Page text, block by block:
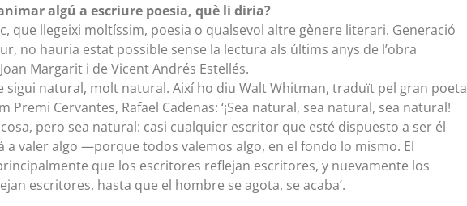
algú a escriure poesia, què li diria?
que llegeixi moltíssim, poesia o qualsevol altre gènere literari. Generació
no hauria estat possible sense la lectura als últims anys de l’obra
Margarit i de Vicent Andrés Estellés.
sigui natural, molt natural. Així ho diu Walt Whitman, traduït pel gran poeta
Premi Cervantes, Rafael Cadenas: ‘¡Sea natural, sea natural, sea natural!
pero sea natural: casi cualquier escritor que esté dispuesto a ser él
a valer algo —porque todos valemos algo, en el fondo lo mismo. El
que los escritores reflejan escritores, y nuevamente los
escritores, hasta que el hombre se agota, se acaba’.